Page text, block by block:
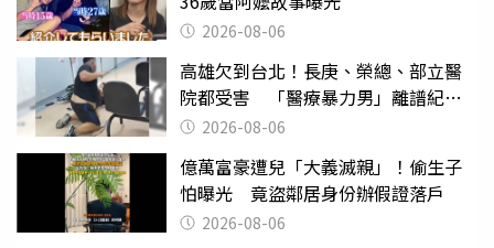
2026-08-06
高雄欠到台北！長庚、榮總、部立醫
院都受害 「醫療暴力男」離譜紀錄
曝光2026-08-06
億萬富豪遭兒「大義滅親」！偷生子
怕曝光 竟盜鄰居身份辦假證落戶
2026-08-06